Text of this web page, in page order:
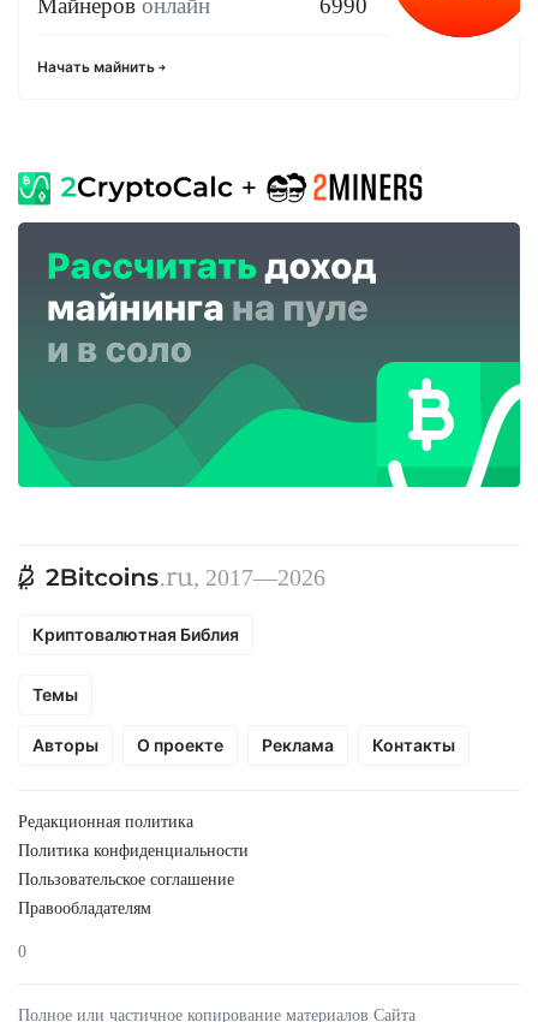
Майнеров онлайн 6990
Начать майнить
, 2017—2026
Криптовалютная Библия
Темы
Авторы О проекте Реклама Контакты
Редакционная политика
Политика конфиденциальности
Пользовательское соглашение
Правообладателям
0
Полное или частичное копирование материалов Сайта